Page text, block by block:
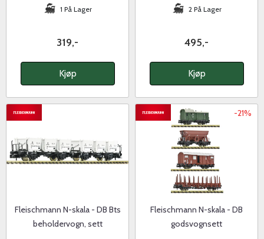
1 På Lager
319,-
Kjøp
2 På Lager
495,-
Kjøp
Fleischmann N-skala - DB Bts
beholdervogn, sett
-21%
Fleischmann N-skala - DB
godsvognsett